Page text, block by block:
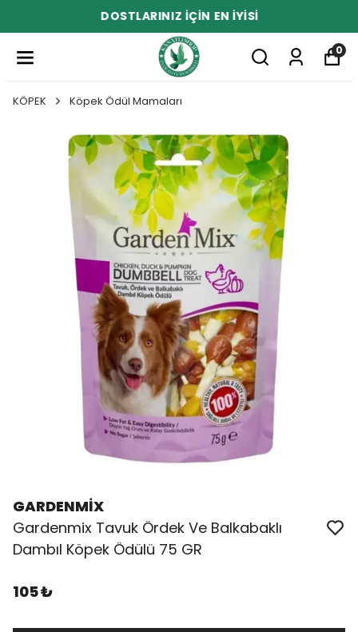
DOSTLARINIZ İÇİN EN İYİSİ
0
KÖPEK Köpek Ödül Mamaları
GARDENMİX
Gardenmix Tavuk Ördek Ve Balkabaklı
Dambıl Köpek Ödülü 75 GR
105 ₺